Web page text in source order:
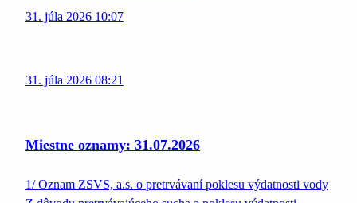
31. júla 2026 10:07
31. júla 2026 08:21
Miestne oznamy: 31.07.2026
1/ Oznam ZSVS, a.s. o pretrvávaní poklesu výdatnosti vody